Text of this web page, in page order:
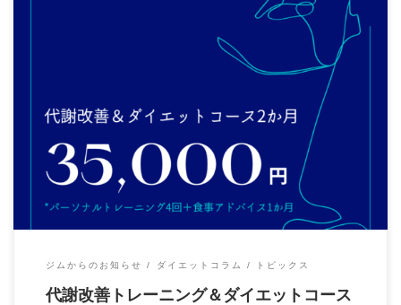
こんにちは！ 少し暖かくなって参りました。 突然ですか 「30分
だけお時間をください・・・」 今年ダ […]
ジムからのお知らせ ダイエットコラム トピックス
代謝改善トレーニング＆ダイエットコース